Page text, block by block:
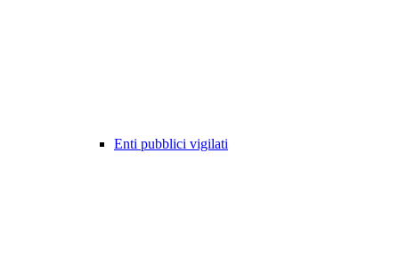
Enti pubblici vigilati